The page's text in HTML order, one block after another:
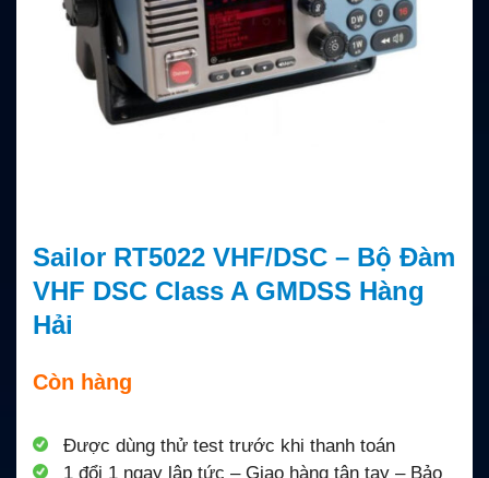
Sailor RT5022 VHF/DSC – Bộ Đàm
VHF DSC Class A GMDSS Hàng
Hải
Còn hàng
Được dùng thử test trước khi thanh toán
1 đổi 1 ngay lập tức – Giao hàng tận tay – Bảo